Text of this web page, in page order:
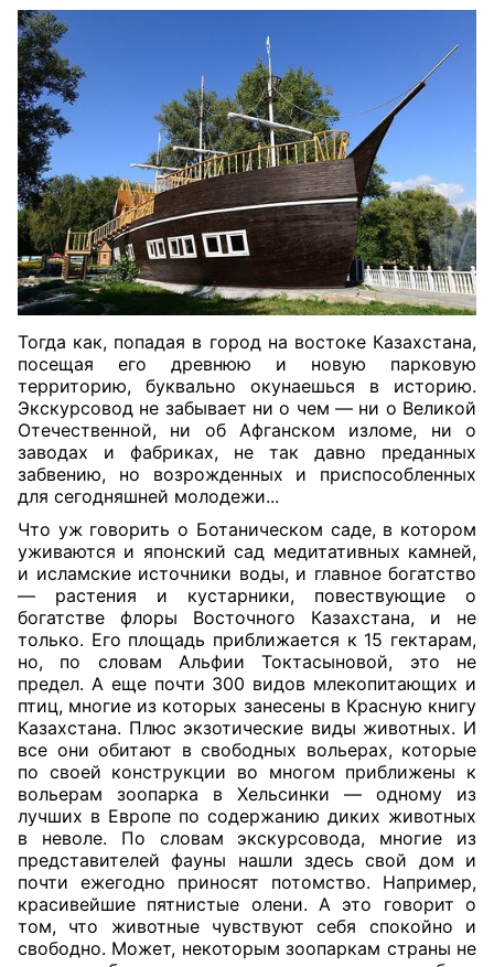
Тогда как, попадая в город на востоке Казахстана,
посещая его древнюю и новую парковую
территорию, буквально окунаешься в историю.
Экскурсовод не забывает ни о чем — ни о Великой
Отечественной, ни об Афганском изломе, ни о
заводах и фабриках, не так давно преданных
забвению, но возрожденных и приспособленных
для сегодняшней молодежи...
Что уж говорить о Ботаническом саде, в котором
уживаются и японский сад медитативных камней,
и исламские источники воды, и главное богатство
— растения и кустарники, повествующие о
богатстве флоры Восточного Казахстана, и не
только. Его площадь приближается к 15 гектарам,
но, по словам Альфии Токтасыновой, это не
предел. А еще почти 300 видов млекопитающих и
птиц, многие из которых занесены в Красную книгу
Казахстана. Плюс экзотические виды животных. И
все они обитают в свободных вольерах, которые
по своей конструкции во многом приближены к
вольерам зоопарка в Хельсинки — одному из
лучших в Европе по содержанию диких животных
в неволе. По словам экскурсовода, многие из
представителей фауны нашли здесь свой дом и
почти ежегодно приносят потомство. Например,
красивейшие пятнистые олени. А это говорит о
том, что животные чувствуют себя спокойно и
свободно. Может, некоторым зоопаркам страны не